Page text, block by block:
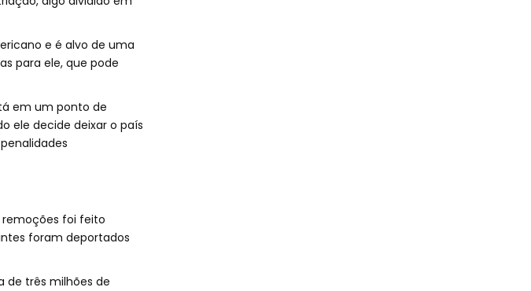
e é alvo de uma
para ele, que pode
em um ponto de
ele decide deixar o país
remoções foi feito
foram deportados
de três milhões de